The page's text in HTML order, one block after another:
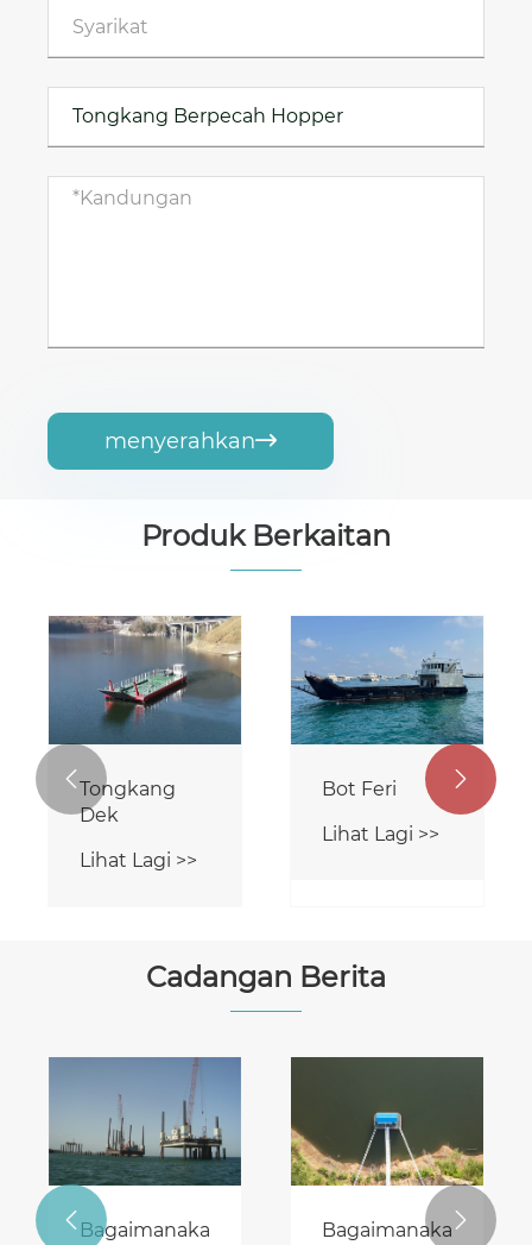
menyerahkan
Produk Berkaitan
Bot Feri
Tongkang
Pontoon
Lihat Lagi >>
 
Cadangan Berita
Bagaimanakah
Korek
Keratan
Boleh
Meningkatkan
Lihat Lagi >>
Bagaimanakah
Bot Tunda
Sungai
Pedalaman
Mengoptimumkan
Lihat Lagi >>
 